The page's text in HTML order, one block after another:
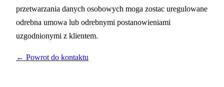
przetwarzania danych osobowych moga zostac uregulowane
odrebna umowa lub odrebnymi postanowieniami
uzgodnionymi z klientem.
← Powrot do kontaktu